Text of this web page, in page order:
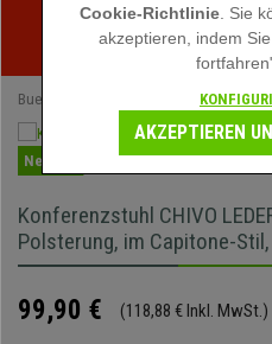
Sommerschlussverkauf
Rabatte für kurze
Buerostuhlpro Bürostühle
Neuheit
Konferenzstuhl CHIVO
Polsterung, im Capitone-
99,90 € (118,88 € Inkl. MwSt.)
Cookie-Richtlinie . Sie
akzeptieren, indem
AKZEPTIEREN